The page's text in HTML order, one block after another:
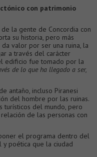
con patrimonio
la gente de Concordia con
su historia, pero más
valor por ser una ruina, la
a través del carácter
edificio fue tomado por la
de lo que ha llegado a ser,
antaño, incluso Piranesi
del hombre por las ruinas.
turísticos del mundo, pero
de las personas con
el programa dentro del
y poética que la ciudad